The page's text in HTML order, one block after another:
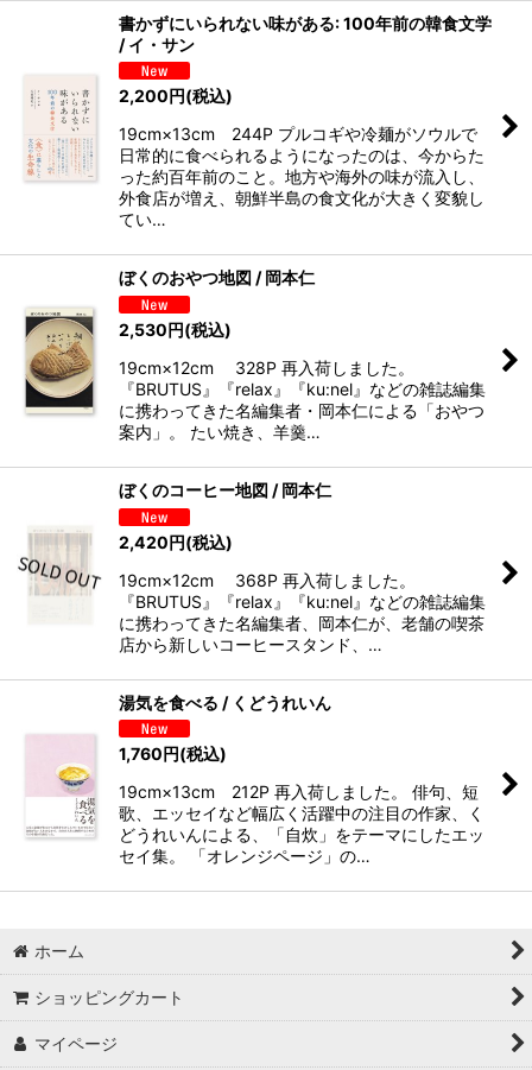
書かずにいられない味がある: 100年前の韓食文学
/ イ・サン
2,200円(税込)
19cm×13cm 244P プルコギや冷麺がソウルで
日常的に食べられるようになったのは、今からた
った約百年前のこと。地方や海外の味が流入し、
外食店が増え、朝鮮半島の食文化が大きく変貌し
てい…
ぼくのおやつ地図 / 岡本仁
2,530円(税込)
19cm×12cm 328P 再入荷しました。
『BRUTUS』『relax』『ku:nel』などの雑誌編集
に携わってきた名編集者・岡本仁による「おやつ
案内」。 たい焼き、羊羹…
ぼくのコーヒー地図 / 岡本仁
2,420円(税込)
19cm×12cm 368P 再入荷しました。
『BRUTUS』『relax』『ku:nel』などの雑誌編集
に携わってきた名編集者、岡本仁が、老舗の喫茶
店から新しいコーヒースタンド、…
湯気を食べる / くどうれいん
1,760円(税込)
19cm×13cm 212P 再入荷しました。 俳句、短
歌、エッセイなど幅広く活躍中の注目の作家、く
どうれいんによる、「自炊」をテーマにしたエッ
セイ集。 「オレンジページ」の…
ホーム
ショッピングカート
マイページ